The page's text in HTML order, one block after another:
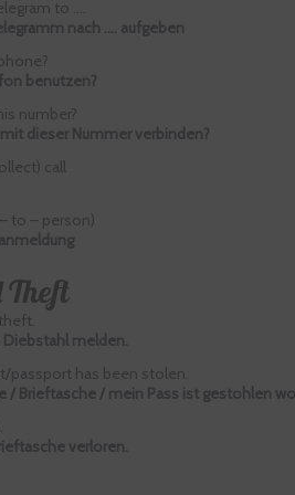
to ….
nach …. aufgeben
benutzen?
number?
dieser Nummer verbinden?
call
to – person)
Theft
melden.
passport has been stolen.
/ Brieftasche / mein Pass ist gestohlen
verloren.